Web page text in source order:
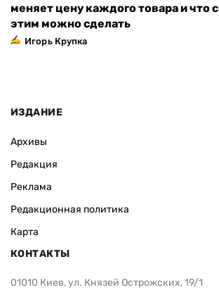
меняет цену каждого товара и что с
этим можно сделать
Игорь Крупка
ИЗДАНИЕ
Архивы
Редакция
Реклама
Редакционная политика
Карта
КОНТАКТЫ
01010 Киев, ул. Князей Острожских, 19/1